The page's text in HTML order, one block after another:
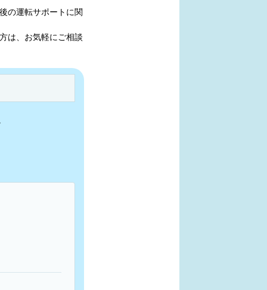
の運転サポートに関
は、お気軽にご相談